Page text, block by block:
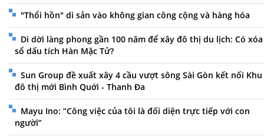
"Thổi hồn" di sản vào không gian công cộng và hàng hóa
Di dời làng phong gần 100 năm để xây đô thị du lịch: Có xóa
sổ dấu tích Hàn Mặc Tử?
Sun Group đề xuất xây 4 cầu vượt sông Sài Gòn kết nối Khu
đô thị mới Bình Quới - Thanh Đa
Mayu Ino: “Công việc của tôi là đối diện trực tiếp với con
người”